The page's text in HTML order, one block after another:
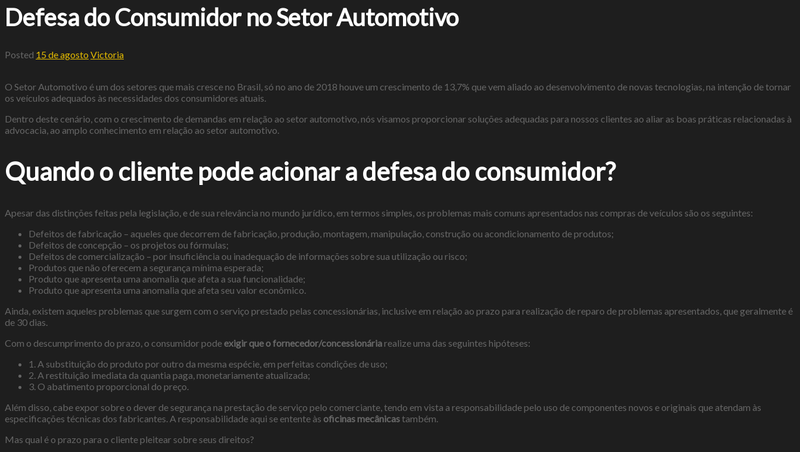
Defesa do Consumidor no Setor Automotivo
Posted 15 de agosto Victoria
O Setor Automotivo é um dos setores que mais cresce no Brasil, só no ano de 2018 houve um crescimento de 13,7% que vem aliado ao desenvolvimento de novas tecnologias, na intenção de tornar
os veículos adequados às necessidades dos consumidores atuais.
Dentro deste cenário, com o crescimento de demandas em relação ao setor automotivo, nós visamos proporcionar soluções adequadas para nossos clientes ao aliar as boas práticas relacionadas à
advocacia, ao amplo conhecimento em relação ao setor automotivo.
Quando o cliente pode acionar a defesa do consumidor?
Apesar das distinções feitas pela legislação, e de sua relevância no mundo jurídico, em termos simples, os problemas mais comuns apresentados nas compras de veículos são os seguintes:
Defeitos de fabricação – aqueles que decorrem de fabricação, produção, montagem, manipulação, construção ou acondicionamento de produtos;
Defeitos de concepção – os projetos ou fórmulas;
Defeitos de comercialização – por insuficiência ou inadequação de informações sobre sua utilização ou risco;
Produtos que não oferecem a segurança mínima esperada;
Produto que apresenta uma anomalia que afeta a sua funcionalidade;
Produto que apresenta uma anomalia que afeta seu valor econômico.
Ainda, existem aqueles problemas que surgem com o serviço prestado pelas concessionárias, inclusive em relação ao prazo para realização de reparo de problemas apresentados, que geralmente é
de 30 dias.
Com o descumprimento do prazo, o consumidor pode exigir que ofornecedor/concessionária realize uma das seguintes hipóteses:
1. A substituição do produto por outro da mesma espécie, em perfeitas condições de uso;
2. A restituição imediata da quantia paga, monetariamente atualizada;
3. O abatimento proporcional do preço.
Além disso, cabe expor sobre o dever de segurança na prestação de serviço pelo comerciante, tendo em vista a responsabilidade pelo uso de componentes novos e originais que atendam às
especificações técnicas dos fabricantes. A responsabilidade aqui se entente às oficinas mecânicastambém.
Mas qual é o prazo para o cliente pleitear sobre seus direitos?